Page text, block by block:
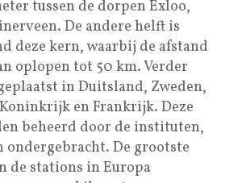
tussen de dorpen Exloo,
De andere helft is
deze kern, waarbij de afstand
oplopen tot 50 km. Verder
in Duitsland, Zweden,
en Frankrijk. Deze
beheerd door de instituten,
ondergebracht. De grootste
de stations in Europa